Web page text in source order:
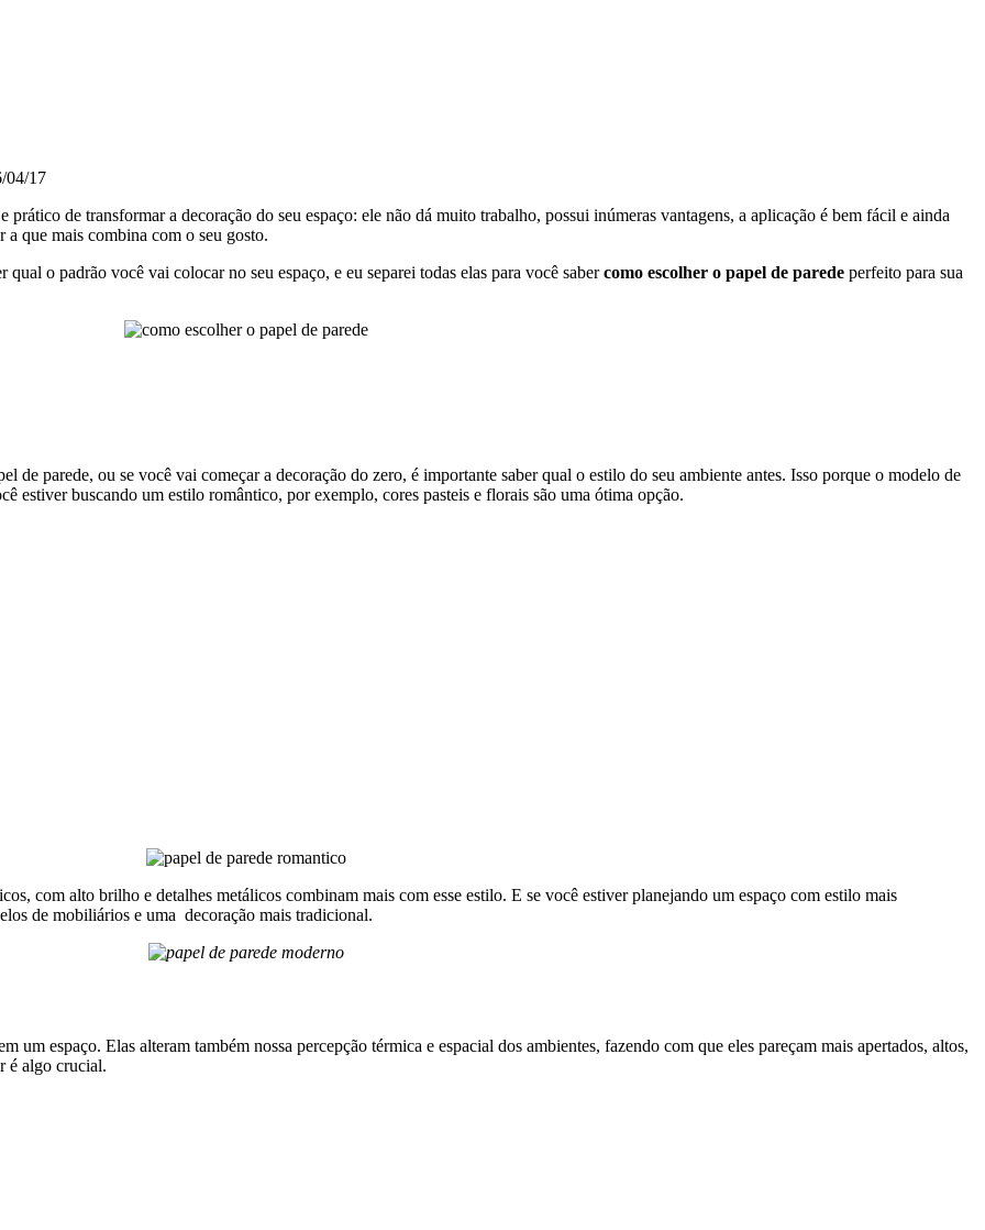
de parede, ou se você vai começar a decoração do zero, é importante saber qual o estilo do seu ambiente antes. Isso porque o modelo de
estiver buscando um estilo romântico, por exemplo, cores pasteis e florais são uma ótima opção.
um espaço. Elas alteram também nossa percepção térmica e espacial dos ambientes, fazendo com que eles pareçam mais apertados, altos,
é algo crucial.